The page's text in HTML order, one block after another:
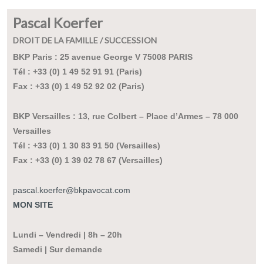
Pascal Koerfer
DROIT DE LA FAMILLE / SUCCESSION
BKP Paris : 25 avenue George V 75008 PARIS
Tél : +33 (0) 1 49 52 91 91 (Paris)
Fax : +33 (0) 1 49 52 92 02 (Paris)
BKP Versailles : 13, rue Colbert – Place d’Armes – 78 000
Versailles
Tél : +33 (0) 1 30 83 91 50 (Versailles)
Fax : +33 (0) 1 39 02 78 67 (Versailles)
pascal.koerfer@bkpavocat.com
MON SITE
Lundi – Vendredi | 8h – 20h
Samedi | Sur demande